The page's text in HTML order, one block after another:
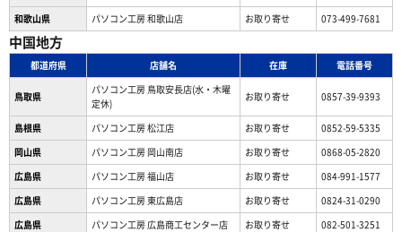
和歌山県
パソコン工房 和歌山店 お取り寄せ 073-499-7681
中国地方
都道府県 店舗名 在庫 電話番号
鳥取県
パソコン工房 鳥取安長店(水・木曜
定休)
お取り寄せ 0857-39-9393
島根県 パソコン工房 松江店 お取り寄せ
0852-59-5335
岡山県
パソコン工房 岡山南店 お取り寄せ
0868-05-2820
広島県
パソコン工房 福山店 お取り寄せ
084-991-1577
広島県
パソコン工房 東広島店 お取り寄せ
0824-31-0290
広島県
パソコン工房 広島商工センター店 お取り寄せ
082-501-3251